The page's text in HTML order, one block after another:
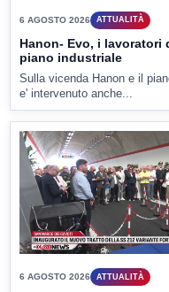
Sulla vicenda Hanon e il
e' intervenuto anche...
6 AGOSTO 2026 ATTUALITÀ
Inaugurato il nuovo
SS212 Variante Fortorina
Un nuovo tassello per la
Sannio e delle...